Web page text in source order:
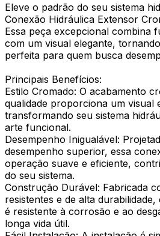
Eleve o padrão do seu sistema
Conexão Hidráulica Extensor
Essa peça excepcional combina
com um visual elegante,
perfeita para quem busca
Principais Benefícios:
Estilo Cromado: O acabamento
qualidade proporciona um visual
transformando seu sistema
arte funcional.
Desempenho Inigualável:
desempenho superior, essa
operação suave e eficiente,
do seu sistema.
Construção Durável: Fabricada
resistentes e de alta
é resistente à corrosão e ao
longa vida útil.